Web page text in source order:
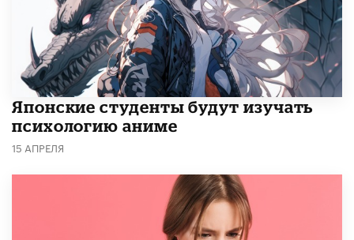
Японские студенты будут изучать
психологию аниме
15 АПРЕЛЯ